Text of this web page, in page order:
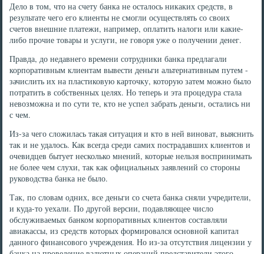
Дело в том, что на счету банка не осталось никаких средств, в
результате чего его клиенты не смогли осуществлять со своих
счетов внешние платежи, например, оплатить налоги или какие-
либо прочие товары и услуги, не говоря уже о получении денег.
Правда, до недавнего времени сотрудники банка предлагали
корпоративным клиентам вывести деньги альтернативным путем -
зачислить их на пластиковую карточку, которую затем можно было
потратить в собственных целях. Но теперь и эта процедура стала
невозможна и по сути те, кто не успел забрать деньги, остались ни
с чем.
Из-за чего сложилась такая ситуация и кто в ней виноват, выяснить
так и не удалось. Как всегда среди самих пострадавших клиентов и
очевидцев бытует несколько мнений, которые нельзя воспринимать
не более чем слухи, так как официальных заявлений со стороны
руководства банка не было.
Так, по словам одних, все деньги со счета банка сняли учредители,
и куда-то уехали. По другой версии, подавляющее число
обслуживаемых банком корпоративных клиентов составляли
авиакассы, из средств которых формировался основной капитал
данного финансового учреждения. Но из-за отсутствия лицензии у